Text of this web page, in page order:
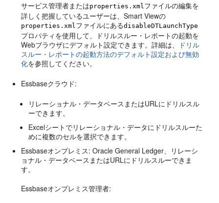
サービス管理者またはproperties.xmlファイルの編集を
詳しく把握しているユーザーは、Smart Viewの
properties.xmlファイルにあるdisableDTLaunchType
プロパティを使用して、ドリルスルー・レポートの起動を
Webブラウザにデフォルト設定できます。詳細は、
ドリル
スルー・レポートの起動方法のデフォルト設定および無効
化を参照してください。
Essbaseクラウド:
リレーショナル・データベースまたはURLにドリルスル
ーできます。
Excelシートでリレーショナル・データにドリルスルーた
めに複数のセルを選択できます。
Essbaseオンプレミス:Oracle General Ledger、リレーシ
ョナル・データベースまたはURLにドリルスルーできま
す。
Essbaseオンプレミス管理者: